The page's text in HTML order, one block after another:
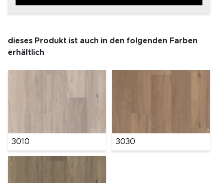
dieses Produkt ist auch in den folgenden Farben
erhältlich
3010 3030